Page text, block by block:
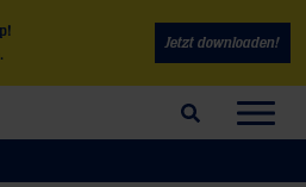
Jetzt downloaden!
Suchfeld öffnen